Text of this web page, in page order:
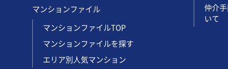
マンションファイル
マンションファイルTOP
マンションファイルを探す
エリア別人気マンション
仲介
いて